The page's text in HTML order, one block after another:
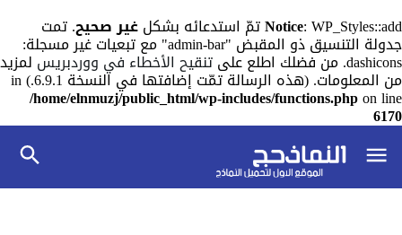
Notice: WP_Styles::add تمّ استدعائه بشكل غير صحيح. تمت
جدولة التنسيق ذو المقبض "admin-bar" مع تبعيات غير مسجلة:
dashicons. من فضلك اطلع على تنقيح الأخطاء في ووردبريس لمزيد
من المعلومات. (هذه الرسالة تمّت إضافتها في النسخة 6.9.1.) in
/home/elnmuzj/public_html/wp-includes/functions.phpon line
6170